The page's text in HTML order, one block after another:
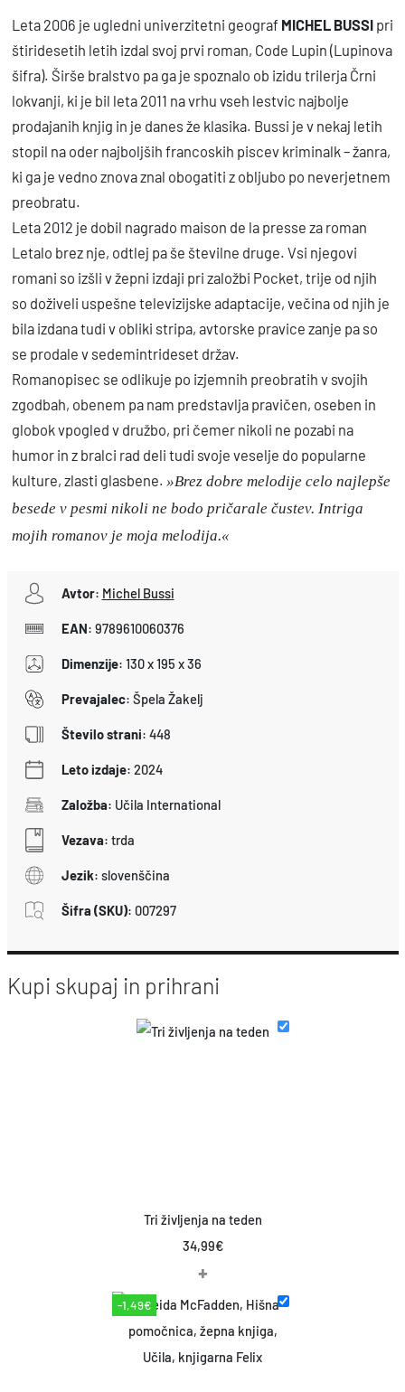
Leta 2006 je ugledni univerzitetni geografMICHEL BUSSIpri
štiridesetih letih izdal svoj prvi roman, Code Lupin (Lupinova
šifra). Širše bralstvo pa ga je spoznalo ob izidu trilerja Črni
lokvanji, ki je bil leta 2011 na vrhu vseh lestvic najbolje
prodajanih knjig in je danes že klasika. Bussi je v nekaj letih
stopil na oder najboljših francoskih piscev kriminalk – žanra,
ki ga je vedno znova znal obogatiti z obljubo po neverjetnem
preobratu.
Leta 2012 je dobil nagrado maison de la presse za roman
Letalo brez nje, odtlej pa še številne druge. Vsi njegovi
romani so izšli v žepni izdaji pri založbi Pocket, trije od njih
so doživeli uspešne televizijske adaptacije, večina od njih je
bila izdana tudi v obliki stripa, avtorske pravice zanje pa so
se prodale v sedemintrideset držav.
Romanopisec se odlikuje po izjemnih preobratih v svojih
zgodbah, obenem pa nam predstavlja pravičen, oseben in
globok vpogled v družbo, pri čemer nikoli ne pozabi na
humor in z bralci rad deli tudi svoje veselje do popularne
kulture, zlasti glasbene. »Brez dobre melodije celo najlepše
besede v pesmi nikoli ne bodo pričarale čustev. Intriga
mojih romanov je moja melodija.«
Avtor: Michel Bussi
EAN: 9789610060376
Dimenzije: 130 x 195 x 36
Prevajalec: Špela Žakelj
Število strani: 448
Leto izdaje: 2024
Založba: Učila International
Vezava: trda
Jezik: slovenščina
Šifra (SKU): 007297
Kupi skupaj in prihrani
Tri življenja na teden
34,99€
+
-1,49€